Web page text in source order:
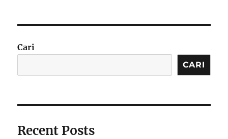
Cari
CARI
Recent Posts